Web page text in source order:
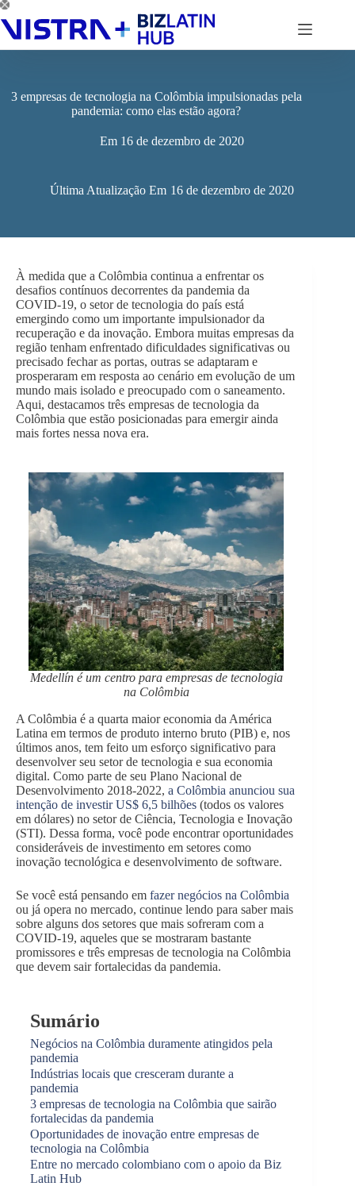
Pular
para
conteúdo
3 empresas de tecnologia na Colômbia impulsionadas pela
pandemia: como elas estão agora?
Em 16 de dezembro de 2020
Última Atualização Em 16 de dezembro de 2020
À medida que a Colômbia continua a enfrentar os
desafios contínuos decorrentes da pandemia da
COVID-19, o setor de tecnologia do país está
emergindo como um importante impulsionador da
recuperação e da inovação. Embora muitas empresas da
região tenham enfrentado dificuldades significativas ou
precisado fechar as portas, outras se adaptaram e
prosperaram em resposta ao cenário em evolução de um
mundo mais isolado e preocupado com o saneamento.
Aqui, destacamos três empresas de tecnologia da
Colômbia que estão posicionadas para emergir ainda
mais fortes nessa nova era.
Medellín é um centro para empresas de tecnologia
na Colômbia
A Colômbia é a quarta maior economia da América
Latina em termos de produto interno bruto (PIB) e, nos
últimos anos, tem feito um esforço significativo para
desenvolver seu setor de tecnologia e sua economia
digital. Como parte de seu Plano Nacional de
Desenvolvimento 2018-2022, a Colômbia anunciou sua
intenção de investir US$ 6,5 bilhões (todos os valores
em dólares) no setor de Ciência, Tecnologia e Inovação
(STI). Dessa forma, você pode encontrar oportunidades
consideráveis de investimento em setores como
inovação tecnológica e desenvolvimento de software.
Se você está pensando em fazer negócios na Colômbia
ou já opera no mercado, continue lendo para saber mais
sobre alguns dos setores que mais sofreram com a
COVID-19, aqueles que se mostraram bastante
promissores e três empresas de tecnologia na Colômbia
que devem sair fortalecidas da pandemia.
Sumário
Negócios na Colômbia duramente atingidos pela
pandemia
Indústrias locais que cresceram durante a
pandemia
3 empresas de tecnologia na Colômbia que sairão
fortalecidas da pandemia
Oportunidades de inovação entre empresas de
tecnologia na Colômbia
Entre no mercado colombiano com o apoio da Biz
Latin Hub